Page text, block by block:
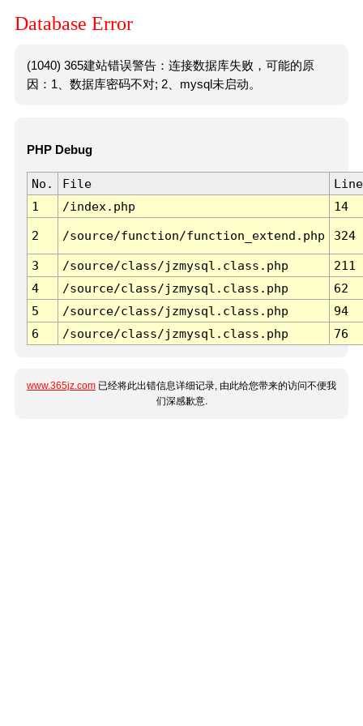
Database Error
(1040) 365建站错误警告：连接数据库失败，可能的原
因：1、数据库密码不对; 2、mysql未启动。
PHP Debug
No. File
Line
1
/index.php 14
2 /source/function/function_extend.php 324
3 /source/class/jzmysql.class.php
211
4
/source/class/jzmysql.class.php
62
5
/source/class/jzmysql.class.php
94
6
/source/class/jzmysql.class.php 76
www.365jz.com 已经将此出错信息详细记录, 由此给您带来的访问不便我
们深感歉意.